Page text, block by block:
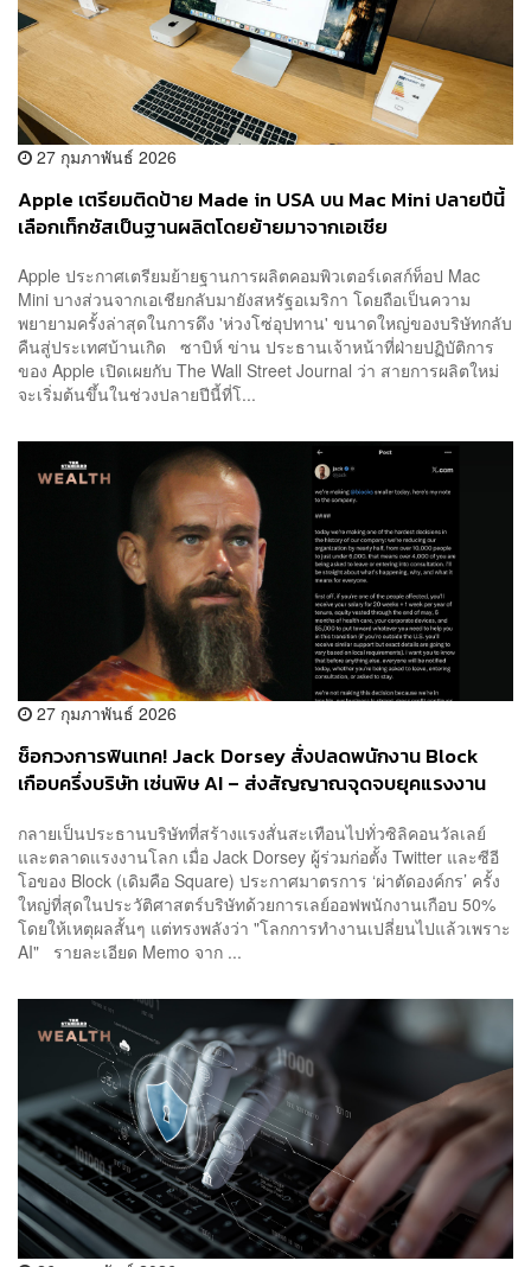
27 กุมภาพันธ์ 2026
Apple เตรียมติดป้าย Made in USA บน Mac Mini ปลายปีนี้
เลือกเท็กซัสเป็นฐานผลิตโดยย้ายมาจากเอเชีย
Apple ประกาศเตรียมย้ายฐานการผลิตคอมพิวเตอร์เดสก์ท็อป Mac
Mini บางส่วนจากเอเชียกลับมายังสหรัฐอเมริกา โดยถือเป็นความ
พยายามครั้งล่าสุดในการดึง 'ห่วงโซ่อุปทาน' ขนาดใหญ่ของบริษัทกลับ
คืนสู่ประเทศบ้านเกิด ซาบิห์ ข่าน ประธานเจ้าหน้าที่ฝ่ายปฏิบัติการ
ของ Apple เปิดเผยกับ The Wall Street Journal ว่า สายการผลิตใหม่
จะเริ่มต้นขึ้นในช่วงปลายปีนี้ที่โ...
27 กุมภาพันธ์ 2026
ช็อกวงการฟินเทค! Jack Dorsey สั่งปลดพนักงาน Block
เกือบครึ่งบริษัท เซ่นพิษ AI – ส่งสัญญาณจุดจบยุคแรงงาน
กลายเป็นประธานบริษัทที่สร้างแรงสั่นสะเทือนไปทั่วซิลิคอนวัลเลย์
และตลาดแรงงานโลก เมื่อ Jack Dorsey ผู้ร่วมก่อตั้ง Twitter และซีอี
โอของ Block (เดิมคือ Square) ประกาศมาตรการ ‘ผ่าตัดองค์กร’ ครั้ง
ใหญ่ที่สุดในประวัติศาสตร์บริษัทด้วยการเลย์ออฟพนักงานเกือบ 50%
โดยให้เหตุผลสั้นๆ แต่ทรงพลังว่า "โลกการทำงานเปลี่ยนไปแล้วเพราะ
AI" รายละเอียด Memo จาก ...